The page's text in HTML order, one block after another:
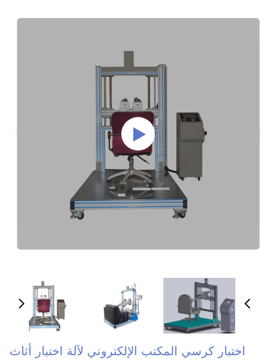
اختبار كرسي المكتب الإلكتروني لآلة اختبار أثاث